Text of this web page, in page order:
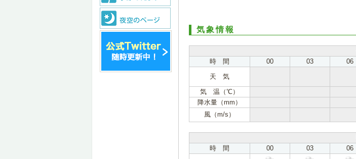
気象情報
時 間
00 03 06
天 気
気 温（℃）
降水量（mm）
風（m/s）
時 間
00 03 06